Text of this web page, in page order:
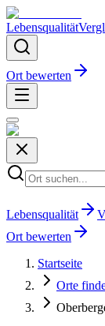
Lebensqualität
Ort bewerten
Lebensqualität
Ort bewerten
Startseite
Orte